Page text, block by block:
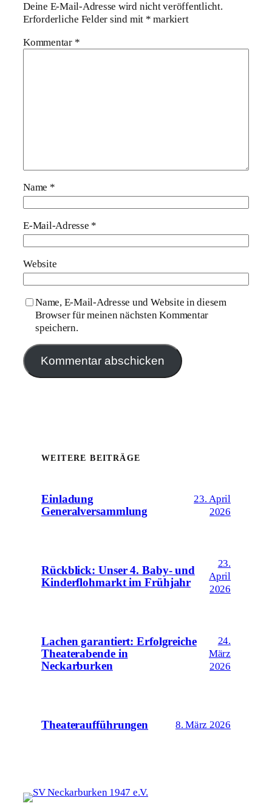
Deine E-Mail-Adresse wird nicht veröffentlicht.
Erforderliche Felder sind mit * markiert
Kommentar *
Name *
E-Mail-Adresse *
Website
Name, E-Mail-Adresse und Website in diesem
Browser für meinen nächsten Kommentar
speichern.
WEITERE BEITRÄGE
Einladung
Generalversammlung
23. April
2026
Rückblick: Unser 4. Baby- und
Kinderflohmarkt im Frühjahr
23.
April
2026
Lachen garantiert: Erfolgreiche
Theaterabende in
Neckarburken
24.
März
2026
Theateraufführungen 8. März 2026